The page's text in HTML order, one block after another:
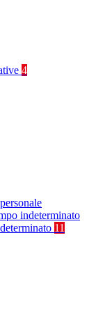
4
indeterminato
11